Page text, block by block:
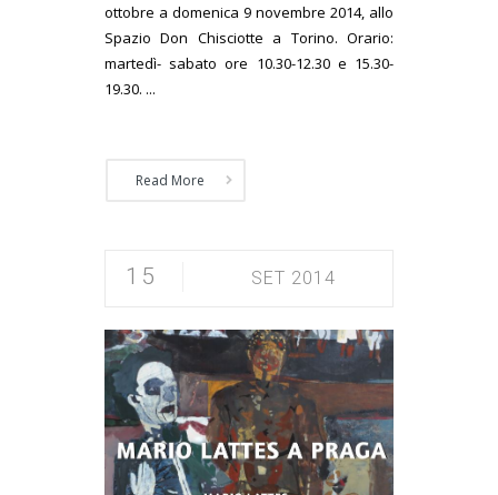
ottobre a domenica 9 novembre 2014, allo
Spazio Don Chisciotte a Torino. Orario:
martedì- sabato ore 10.30-12.30 e 15.30-
19.30. ...
Read More
15 SET 2014